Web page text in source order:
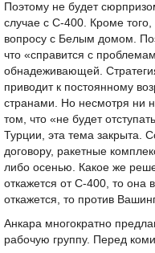
Поэтому не будет
случае с С-400. Кроме
вопросу с Белым домом.
что «справится с
обнадеживающей.
приводит к постоянному
странами. Но несмотря ни
том, что «не будет
Турции, эта тема закрыта.
договору, ракетные
либо осенью. Какое же
откажется от С-400, то она
откажется, то против
Анкара многократно
рабочую группу. Перед